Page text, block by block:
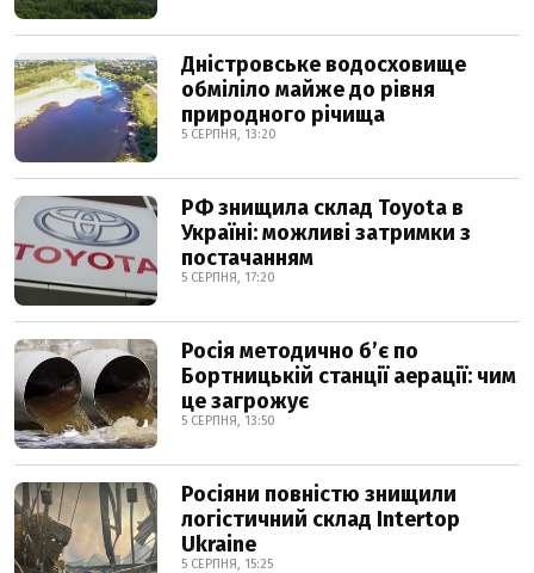
Дністровське водосховище
обміліло майже до рівня
природного річища
5 СЕРПНЯ, 13:20
РФ знищила склад Toyota в
Україні: можливі затримки з
постачанням
5 СЕРПНЯ, 17:20
Росія методично б’є по
Бортницькій станції аерації: чим
це загрожує
5 СЕРПНЯ, 13:50
Росіяни повністю знищили
логістичний склад Intertop
Ukraine
5 СЕРПНЯ, 15:25